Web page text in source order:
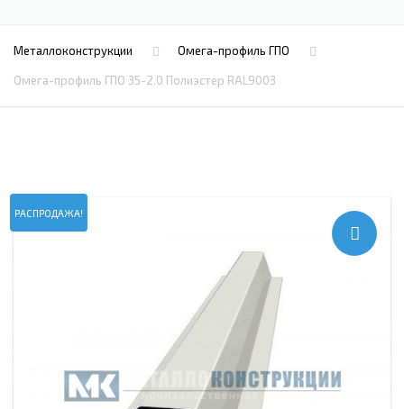
Металлоконструкции Омега-профиль ГПО
Омега-профиль ГПО 35-2.0 Полиэстер RAL9003
РАСПРОДАЖА!